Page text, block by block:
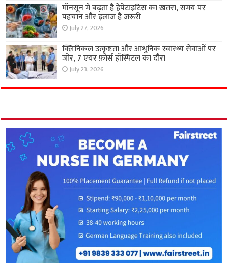
मॉनसून में बढ़ता है हेपेटाइटिस का खतरा, समय पर
पहचान और इलाज है जरूरी
July 27, 2026
क्लिनिकल उत्कृष्टता और आधुनिक स्वास्थ्य सेवाओं पर
जोर, 7 एयर फ़ोर्स हॉस्पिटल का दौरा
July 23, 2026